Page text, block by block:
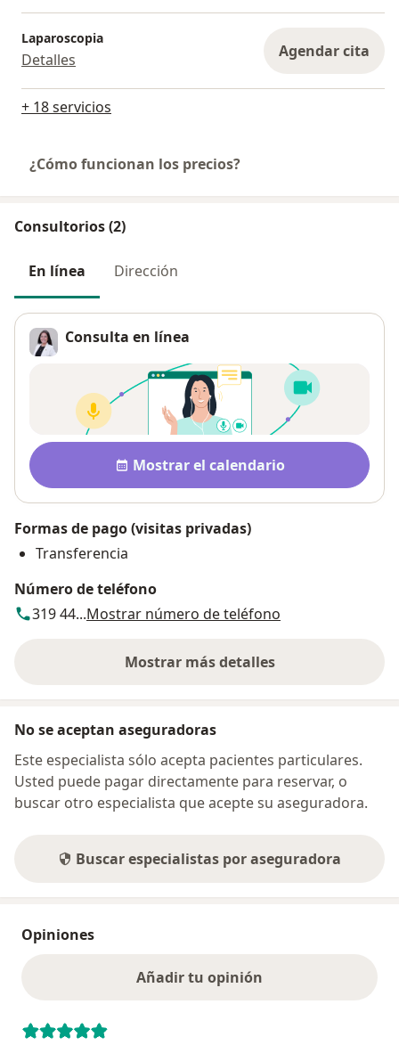
Laparoscopia
Detalles Agendar cita
+ 18 servicios
¿Cómo funcionan los precios?
Consultorios (2)
En línea Dirección
Consulta en línea
Disponibilidad
Mostrar el calendario
Formas de pago (visitas privadas)
Transferencia
Número de teléfono
319 44...Mostrar número de teléfono
Mostrar más detalles
sobre la dirección
No se aceptan aseguradoras
Este especialista sólo acepta pacientes particulares.
Usted puede pagar directamente para reservar, o
buscar otro especialista que acepte su aseguradora.
Buscar especialistas por aseguradora
Opiniones
Añadir tu opinión